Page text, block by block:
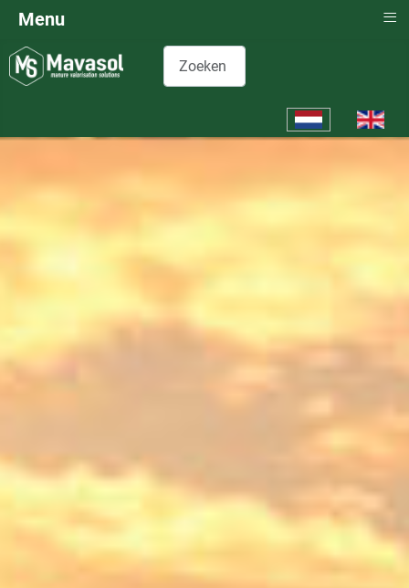
Zoeken
Selecteer de taal
Menu ≡